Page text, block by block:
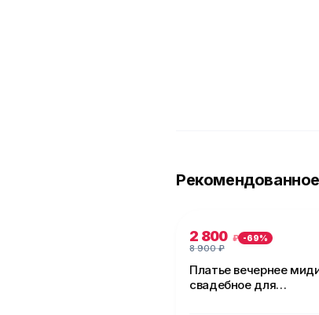
2 800 ₽ -69%
8 900 ₽
Платье вечернее
свадебное для